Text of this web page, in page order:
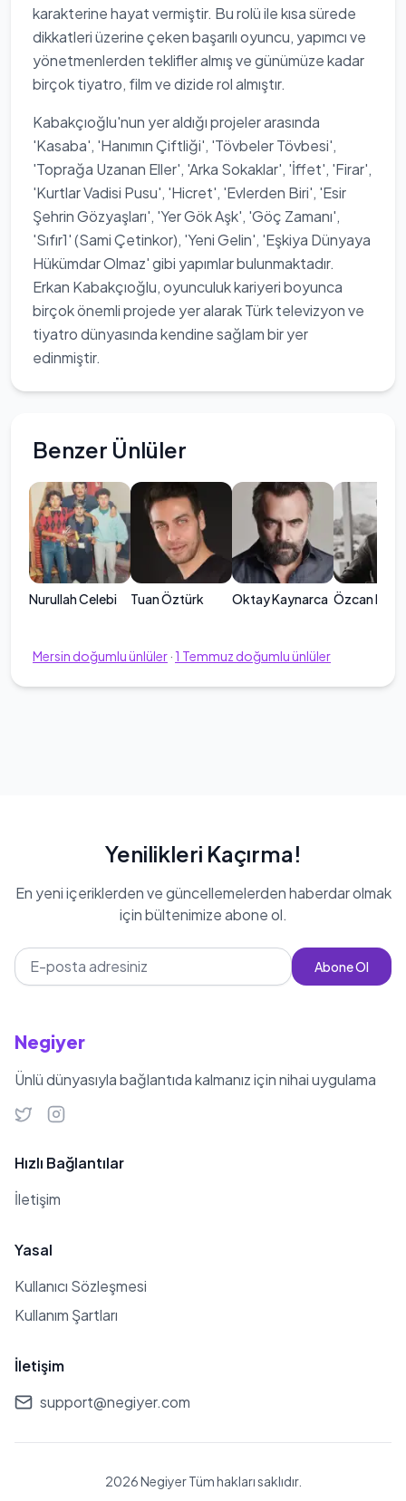
karakterine hayat vermiştir. Bu rolü ile kısa sürede
dikkatleri üzerine çeken başarılı oyuncu, yapımcı ve
yönetmenlerden teklifler almış ve günümüze kadar
birçok tiyatro, film ve dizide rol almıştır.
Kabakçıoğlu'nun yer aldığı projeler arasında
'Kasaba', 'Hanımın Çiftliği', 'Tövbeler Tövbesi',
'Toprağa Uzanan Eller', 'Arka Sokaklar', 'İffet', 'Firar',
'Kurtlar Vadisi Pusu', 'Hicret', 'Evlerden Biri', 'Esir
Şehrin Gözyaşları', 'Yer Gök Aşk', 'Göç Zamanı',
'Sıfır1' (Sami Çetinkor), 'Yeni Gelin', 'Eşkiya Dünyaya
Hükümdar Olmaz' gibi yapımlar bulunmaktadır.
Erkan Kabakçıoğlu, oyunculuk kariyeri boyunca
birçok önemli projede yer alarak Türk televizyon ve
tiyatro dünyasında kendine sağlam bir yer
edinmiştir.
Benzer Ünlüler
Nurullah Celebi Tuan Öztürk Oktay Kaynarca Özcan
Mersin doğumlu ünlüler· 1 Temmuz doğumlu ünlüler
Yenilikleri Kaçırma!
En yeni içeriklerden ve güncellemelerden haberdar olmak
için bültenimize abone ol.
Abone Ol
Negiyer
Ünlü dünyasıyla bağlantıda kalmanız için nihai uygulama
Hızlı Bağlantılar
İletişim
Yasal
Kullanıcı Sözleşmesi
Kullanım Şartları
İletişim
support@negiyer.com
2026 Negiyer Tüm hakları saklıdır.